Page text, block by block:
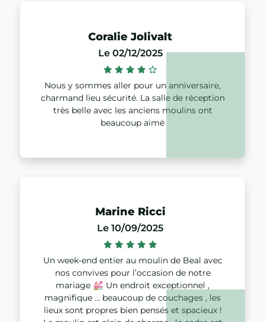
Coralie Jolivalt
Le 02/12/2025
Nous y sommes aller pour un anniversaire,
charmand lieu sécurité. La salle de réception
très belle avec les anciens moulins ont
beaucoup aimé
Marine Ricci
Le 10/09/2025
Un week-end entier au moulin de Beal avec
nos convives pour l’occasion de notre
mariage 💒 Un endroit exceptionnel ,
magnifique … beaucoup de couchages , les
lieux sont propres bien pensés et spacieux !